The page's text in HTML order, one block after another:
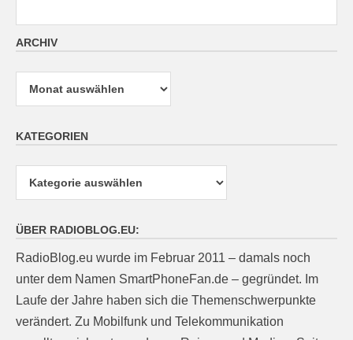
ARCHIV
Archiv
KATEGORIEN
ÜBER RADIOBLOG.EU:
RadioBlog.eu wurde im Februar 2011 – damals noch
unter dem Namen SmartPhoneFan.de – gegründet. Im
Laufe der Jahre haben sich die Themenschwerpunkte
verändert. Zu Mobilfunk und Telekommunikation